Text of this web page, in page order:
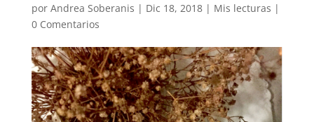
por Andrea Soberanis | Dic 18, 2018| Mis lecturas |
0 Comentarios